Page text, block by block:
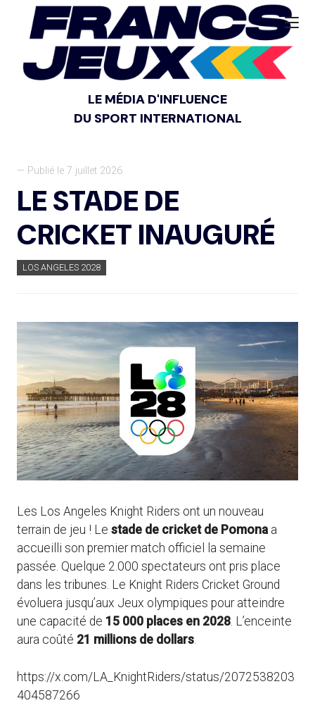
LE MÉDIA D'INFLUENCE
DU SPORT INTERNATIONAL
— Publié le 7 juillet 2026
LE STADE DE
CRICKET INAUGURÉ
LOS ANGELES 2028
Les Los Angeles Knight Riders ont un nouveau
terrain de jeu ! Le stade de cricket de Pomonaa
accueilli son premier match officiel la semaine
passée. Quelque 2.000 spectateurs ont pris place
dans les tribunes. Le Knight Riders Cricket Ground
évoluera jusqu’aux Jeux olympiques pour atteindre
une capacité de 15 000 places en 2028. L’enceinte
aura coûté 21 millions de dollars.
https://x.com/LA_KnightRiders/status/2072538203
404587266